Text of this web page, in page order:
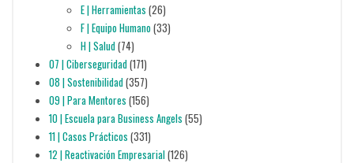
E | Herramientas (26)
F | Equipo Humano(33)
H | Salud(74)
07 | Ciberseguridad(171)
08 | Sostenibilidad(357)
09 | Para Mentores (156)
10 | Escuela para Business Angels (55)
11 | Casos Prácticos (331)
12 | Reactivación Empresarial(126)